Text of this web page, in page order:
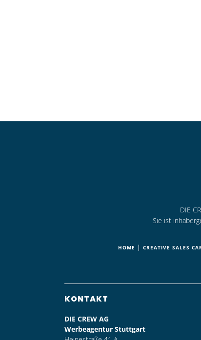
DIE
Sie ist
HOME | CREATIVE SALES
KONTAKT
DIE CREW AG
Werbeagentur Stuttgart